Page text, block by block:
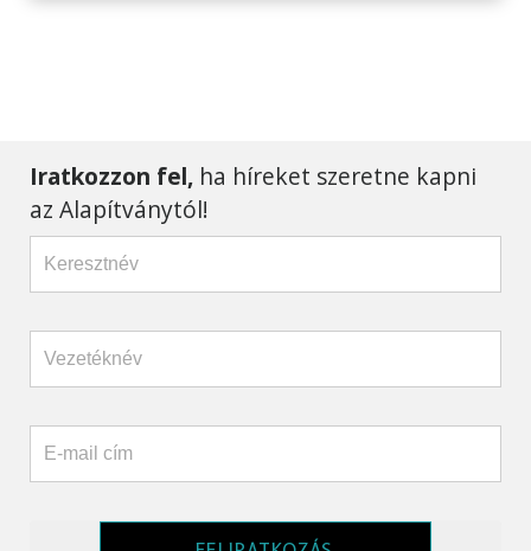
Iratkozzon fel, ha híreket szeretne kapni
az Alapítványtól!